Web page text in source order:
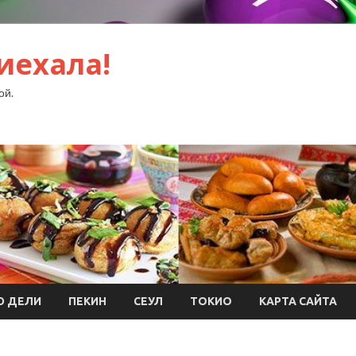
ДЕЛИ ПЕКИН СЕУЛ ТОКИО КАРТА САЙТА